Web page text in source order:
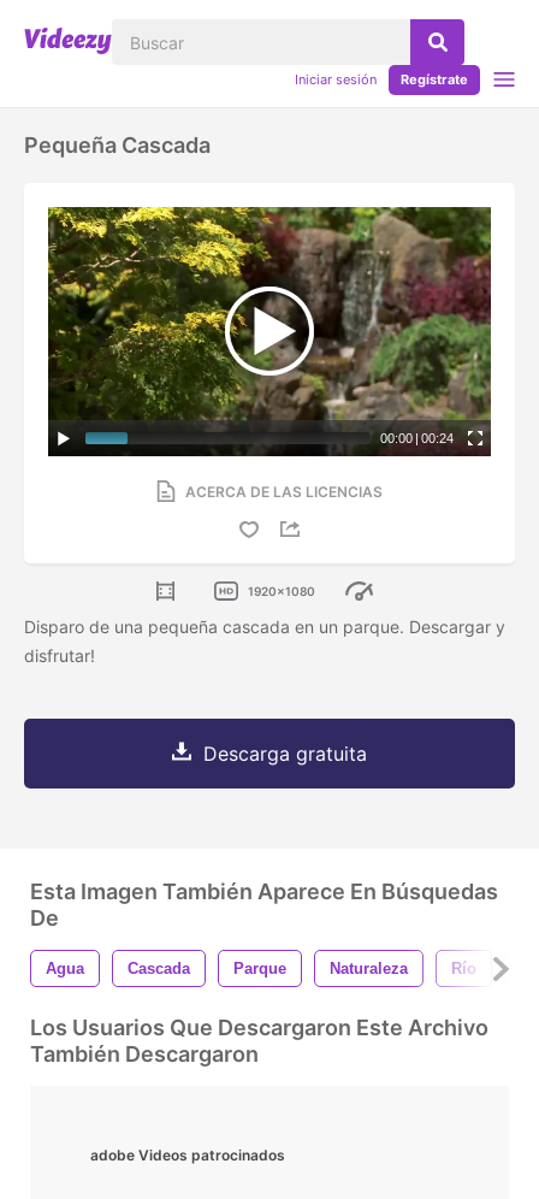
Iniciar sesión Regístrate
Pequeña Cascada
00:00 | 00:24
ACERCA DE LAS LICENCIAS
1920x1080
Disparo de una pequeña cascada en un parque. Descargar y
disfrutar!
Descarga gratuita
Esta Imagen También Aparece En Búsquedas
De
Agua Cascada Parque Naturaleza Río
Los Usuarios Que Descargaron Este Archivo
También Descargaron
adobe Videos patrocinados